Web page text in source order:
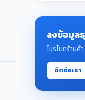
ลงข้อมูล
โปรโมทร้านค้
ติดต่อเรา